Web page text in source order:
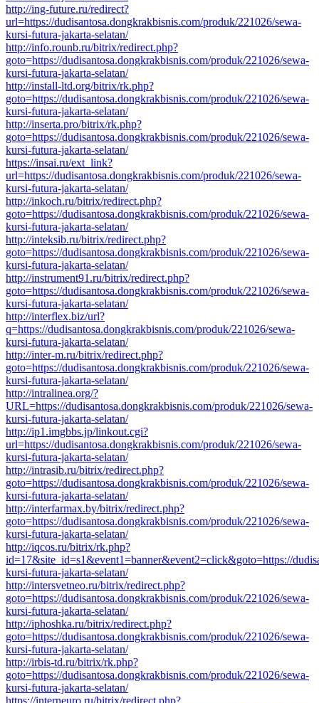
http://ing-future.ru/redirect?
url=https://dudisantosa.dongkrakbisnis.com/produk/221026/sewa-
kursi-futura-jakarta-selatan/
http://info.rounb.ru/bitrix/redirect.php?
goto=https://dudisantosa.dongkrakbisnis.com/produk/221026/sewa-
kursi-futura-jakarta-selatan/
http://install-ltd.org/bitrix/rk.php?
goto=https://dudisantosa.dongkrakbisnis.com/produk/221026/sewa-
kursi-futura-jakarta-selatan/
http://inserta.pro/bitrix/rk.php?
goto=https://dudisantosa.dongkrakbisnis.com/produk/221026/sewa-
kursi-futura-jakarta-selatan/
https://insai.ru/ext_link?
url=https://dudisantosa.dongkrakbisnis.com/produk/221026/sewa-
kursi-futura-jakarta-selatan/
http://inkoch.ru/bitrix/redirect.php?
goto=https://dudisantosa.dongkrakbisnis.com/produk/221026/sewa-
kursi-futura-jakarta-selatan/
http://inteksib.ru/bitrix/redirect.php?
goto=https://dudisantosa.dongkrakbisnis.com/produk/221026/sewa-
kursi-futura-jakarta-selatan/
http://instrument91.ru/bitrix/redirect.php?
goto=https://dudisantosa.dongkrakbisnis.com/produk/221026/sewa-
kursi-futura-jakarta-selatan/
http://interflex.biz/url?
q=https://dudisantosa.dongkrakbisnis.com/produk/221026/sewa-
kursi-futura-jakarta-selatan/
http://inter-m.ru/bitrix/redirect.php?
goto=https://dudisantosa.dongkrakbisnis.com/produk/221026/sewa-
kursi-futura-jakarta-selatan/
http://intralinea.org/?
URL=https://dudisantosa.dongkrakbisnis.com/produk/221026/sewa-
kursi-futura-jakarta-selatan/
http://ip1.imgbbs.jp/linkout.cgi?
url=https://dudisantosa.dongkrakbisnis.com/produk/221026/sewa-
kursi-futura-jakarta-selatan/
http://intrasib.ru/bitrix/redirect.php?
goto=https://dudisantosa.dongkrakbisnis.com/produk/221026/sewa-
kursi-futura-jakarta-selatan/
http://interfarmax.by/bitrix/redirect.php?
goto=https://dudisantosa.dongkrakbisnis.com/produk/221026/sewa-
kursi-futura-jakarta-selatan/
http://iqcos.ru/bitrix/rk.php?
id=17&site_id=s1&event1=banner&event2=click&goto=https://
kursi-futura-jakarta-selatan/
http://intersvetneo.ru/bitrix/redirect.php?
goto=https://dudisantosa.dongkrakbisnis.com/produk/221026/sewa-
kursi-futura-jakarta-selatan/
http://iphoshka.ru/bitrix/redirect.php?
goto=https://dudisantosa.dongkrakbisnis.com/produk/221026/sewa-
kursi-futura-jakarta-selatan/
http://irbis-td.ru/bitrix/rk.php?
goto=https://dudisantosa.dongkrakbisnis.com/produk/221026/sewa-
kursi-futura-jakarta-selatan/
https://interneuro.ru/bitrix/redirect.php?